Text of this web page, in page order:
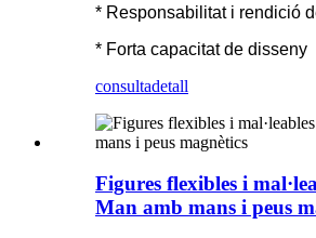
* Responsabilitat i rendició
* Forta capacitat de disseny
consultadetall
Figures flexibles i
Man amb mans i peus